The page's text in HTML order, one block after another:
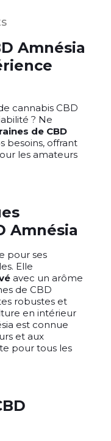
Amnésia
cannabis CBD
? Ne
de CBD
besoins, offrant
les amateurs
Amnésia
pour ses
Elle
avec un arôme
de CBD
robustes et
en intérieur
est connue
et aux
pour tous les